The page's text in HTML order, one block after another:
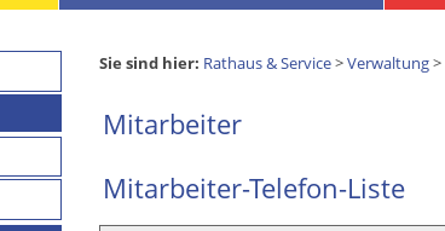
Sie sind hier: Rathaus & Service>Verwaltung>
Mitarbeiter
Mitarbeiter-Telefon-Liste